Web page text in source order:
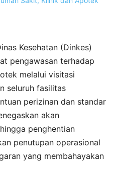
Kesehatan (Dinkes)
pengawasan terhadap
melalui visitasi
seluruh fasilitas
perizinan dan standar
akan
penghentian
penutupan operasional
yang membahayakan